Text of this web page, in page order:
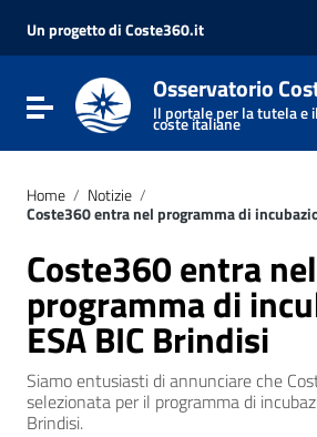
Vai al menu di navigazione
Vai al footer
Un progetto di Coste360.it
Attiva / disattiva la navigazione
Osservatorio
Il portale per la tutela e
coste italiane
Home / Notizie /
Coste360 entra nel programma di
Coste360 entra nel
programma di
ESA BIC Brindisi
Siamo entusiasti di annunciare che
selezionata per il programma di
Brindisi.